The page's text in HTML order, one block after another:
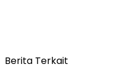
Berita Terkait